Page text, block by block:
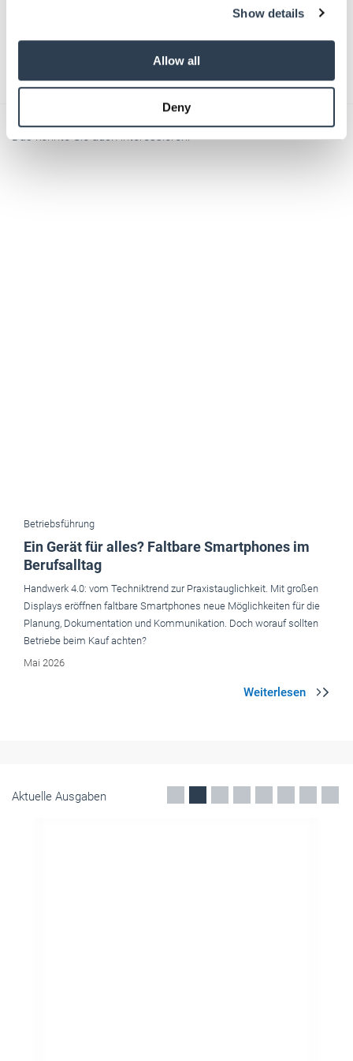
provide social media features and to analyse our traffic.
provided to them or that they’ve collected from your use
Weitere Informationen:Impressum Datenschutz
Show details
Allow all
Deny
Das könnte Sie auch interessieren:
Betriebsführung
Ein Gerät für alles? Faltbare Smartphones im
Berufsalltag
Handwerk 4.0: vom Techniktrend zur Praxistaug­lichkeit. Mit großen
Displays eröffnen faltbare Smartphones neue Möglichkeiten für die
Planung, Dokumentation und Kommunikation. Doch worauf sollten
Betriebe beim Kauf achten?
Mai 2026
Aktuelle Ausgaben